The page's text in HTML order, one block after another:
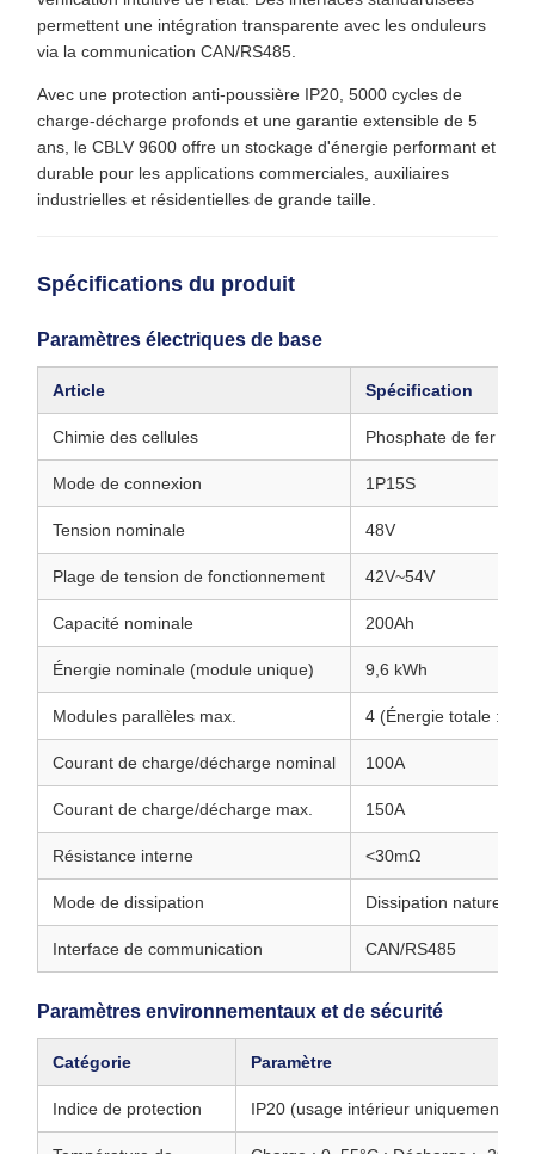
permettent une intégration transparente avec les onduleurs
via la communication CAN/RS485.
Avec une protection anti-poussière IP20, 5000 cycles de
charge-décharge profonds et une garantie extensible de 5
ans, le CBLV 9600 offre un stockage d'énergie performant et
durable pour les applications commerciales, auxiliaires
industrielles et résidentielles de grande taille.
Spécifications du produit
Paramètres électriques de base
Article Spécification
Chimie des cellules Phosphate de fer et
Mode de connexion 1P15S
Tension nominale 48V
Plage de tension de fonctionnement 42V~54V
Capacité nominale 200Ah
Énergie nominale (module unique) 9,6 kWh
Modules parallèles max. 4 (Énergie totale :
Courant de charge/décharge nominal 100A
Courant de charge/décharge max. 150A
Résistance interne <30mΩ
Mode de dissipation Dissipation naturelle
Interface de communication CAN/RS485
Paramètres environnementaux et de sécurité
Catégorie Paramètre
Indice de protection IP20 (usage intérieur uniquement)